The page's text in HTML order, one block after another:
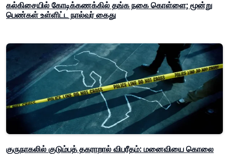
கல்கிசையில் கோடிக்கணக்கில் தங்க நகை கொள்ளை; மூன்று
பெண்கள் உள்ளிட்ட நால்வர் கைது
குருநாகலில் குடும்பத் தகராறால் விபரீதம்: மனைவியை கொலை